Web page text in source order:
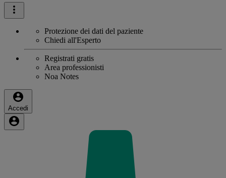
Protezione dei dati del paziente
Chiedi all'Esperto
Registrati gratis
Area professionisti
Noa Notes
Accedi